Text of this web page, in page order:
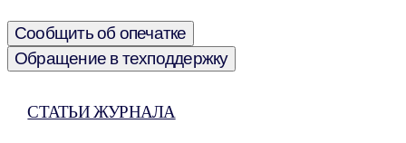
Сообщить об опечатке
Обращение в техподдержку
СТАТЬИ ЖУРНАЛА